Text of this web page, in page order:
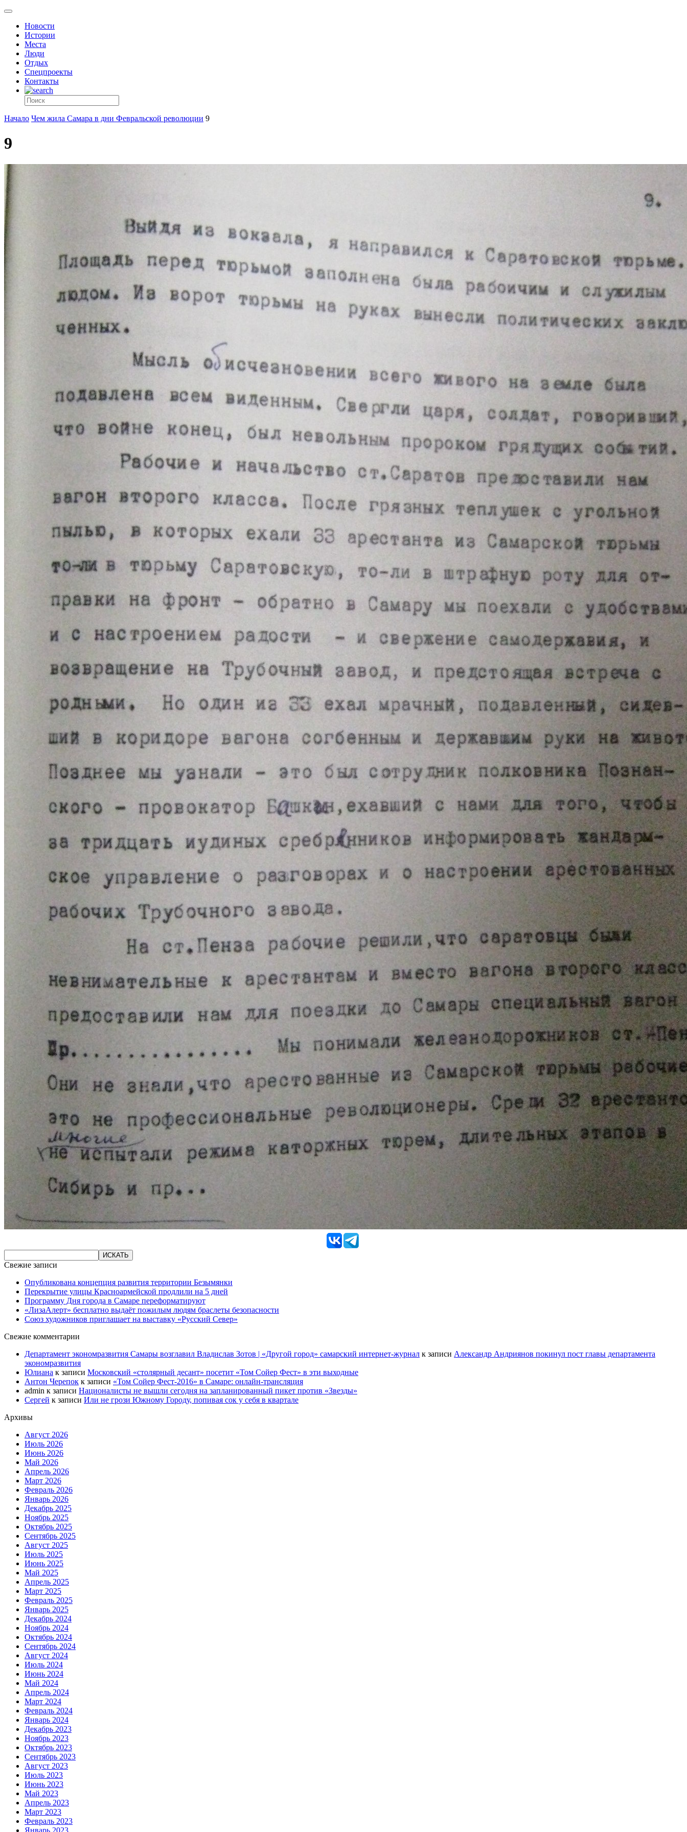
Новости
Истории
Места
Люди
Отдых
Спецпроекты
Контакты
Начало Чем жила Самара в дни Февральской революции 9
9
Свежие записи
Опубликована концепция развития территории Безымянки
Перекрытие улицы Красноармейской продлили на 5 дней
Программу Дня города в Самаре переформатируют
«ЛизаАлерт» бесплатно выдаёт пожилым людям браслеты безопасности
Союз художников приглашает на выставку «Русский Север»
Свежие комментарии
Департамент экономразвития Самары возглавил Владислав Зотов | «Другой город» самарский интернет-журнал к записи Александр Андриянов покинул пост главы департамента
экономразвития
Юлиана к записи Московский «столярный десант» посетит «Том Сойер Фест» в эти выходные
Антон Черепок к записи «Том Сойер Фест-2016» в Самаре: онлайн-трансляция
admin к записи Националисты не вышли сегодня на запланированный пикет против «Звезды»
Сергей к записи Или не грози Южному Городу, попивая сок у себя в квартале
Архивы
Август 2026
Июль 2026
Июнь 2026
Май 2026
Апрель 2026
Март 2026
Февраль 2026
Январь 2026
Декабрь 2025
Ноябрь 2025
Октябрь 2025
Сентябрь 2025
Август 2025
Июль 2025
Июнь 2025
Май 2025
Апрель 2025
Март 2025
Февраль 2025
Январь 2025
Декабрь 2024
Ноябрь 2024
Октябрь 2024
Сентябрь 2024
Август 2024
Июль 2024
Июнь 2024
Май 2024
Апрель 2024
Март 2024
Февраль 2024
Январь 2024
Декабрь 2023
Ноябрь 2023
Октябрь 2023
Сентябрь 2023
Август 2023
Июль 2023
Июнь 2023
Май 2023
Апрель 2023
Март 2023
Февраль 2023
Январь 2023